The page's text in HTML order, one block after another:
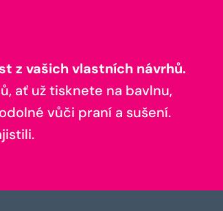
z vašich vlastních návrhů.
ať už tisknete na bavlnu,
vůči praní a sušení.